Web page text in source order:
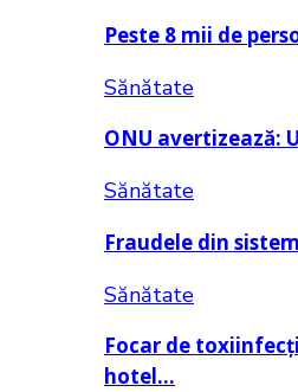
Peste 8 mii de
Sănătate
ONU avertizează:
Sănătate
Fraudele din
Sănătate
Focar de
hotel…